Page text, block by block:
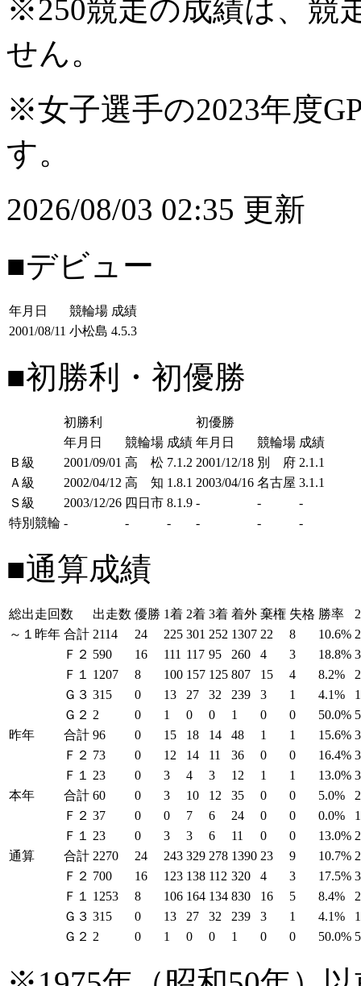
※250競走の成績は、競
せん。
※女子選手の2023年度
す。
2026/08/03 02:35 更新
■デビュー
年月日 競輪場 成績
2001/08/11 小松島 4.5.3
■初勝利・初優勝
初勝利
初優勝
年月日
競輪場 成績 年月日 競輪場 成績
Ｂ級
2001/09/01 高 松 7.1.2 2001/12/18 別 府 2.1.1
Ａ級
2002/04/12 高 知 1.8.1 2003/04/16 名古屋 3.1.1
Ｓ級
2003/12/26 四日市 8.1.9 - -
-
特別競輪 - - - - - -
■通算成績
総出走回数 出走数 優勝 1着 2着 3着 着外 棄権 失格 勝率
～１昨年 合計 2114 24 225 301 252 1307 22 8 10.6%
Ｆ２ 590 16 111 117 95 260 4 3 18.8%
Ｆ１
1207 8 100 157 125 807 15 4 8.2%
Ｇ３ 315 0 13 27 32 239 3 1 4.1%
Ｇ２ 2 0 1 0 0 1 0 0 50.0%
昨年
合計 96 0 15 18 14 48 1 1 15.6%
Ｆ２ 73 0 12 14 11 36 0 0 16.4%
Ｆ１
23 0 3 4 3 12 1 1 13.0%
本年
合計 60 0 3 10 12 35 0 0 5.0%
Ｆ２ 37 0 0 7 6 24 0 0 0.0%
Ｆ１
23 0 3 3 6 11 0 0 13.0%
通算
合計 2270 24 243 329 278 1390 23 9 10.7%
Ｆ２ 700 16 123 138 112 320 4 3 17.5%
Ｆ１
1253 8 106 164 134 830 16 5 8.4%
Ｇ３ 315 0 13 27 32 239 3 1 4.1%
Ｇ２ 2 0 1 0 0 1 0 0 50.0%